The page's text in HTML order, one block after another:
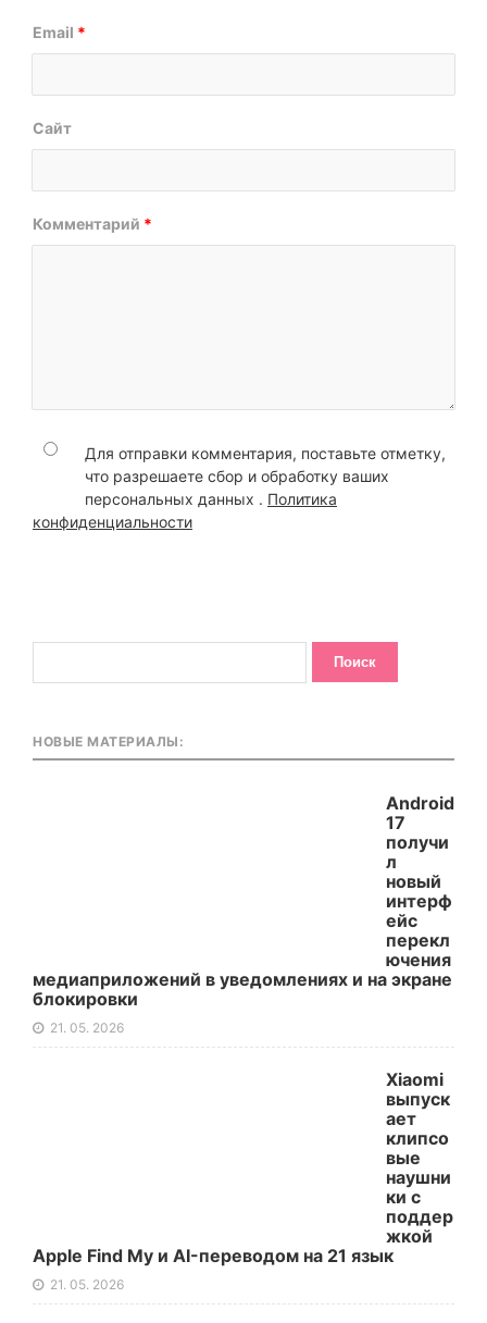
Email *
Сайт
Комментарий *
Для отправки комментария, поставьте отметку,
что разрешаете сбор и обработку ваших
персональных данных . Политика
конфиденциальности
НОВЫЕ МАТЕРИАЛЫ:
Android
17
получи
л
новый
интерф
ейс
перекл
ючения
медиаприложений в уведомлениях и на экране
блокировки
21. 05. 2026
Xiaomi
выпуск
ает
клипсо
вые
наушни
ки с
поддер
жкой
Apple Find My и AI-переводом на 21 язык
21. 05. 2026